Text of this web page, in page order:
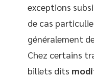
exceptions
de cas
généralement
Chez certains
billets dits